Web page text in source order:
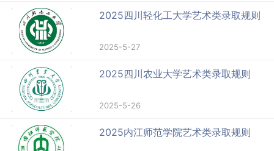
2025四川轻化工大学艺术类录取规则
2025-5-27
2025四川农业大学艺术类录取规则
2025-5-26
2025内江师范学院艺术类录取规则